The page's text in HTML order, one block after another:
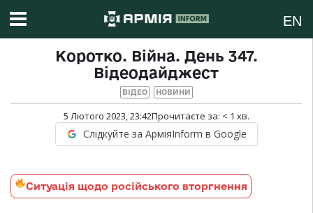
EN
Коротко. Війна. День 347.
Відеодайджест
ВІДЕО НОВИНИ
5 Лютого 2023, 23:42Прочитаєте за: < 1 хв.
Слідкуйте за АрміяInform в Google
Ситуація щодо російського вторгнення